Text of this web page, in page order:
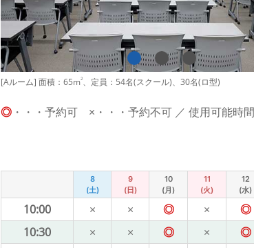
[Aルーム] 面積：65m2、定員：54名(スクール)、30名(ロ型)
◎ ・・・予約可 ×・・・予約不可 ／ 使用可能時
8
(土)
9
(日)
10
(月)
11
(火)
12
(水)
10:00 × × ◎ × ◎
10:30
× × ◎ × ◎